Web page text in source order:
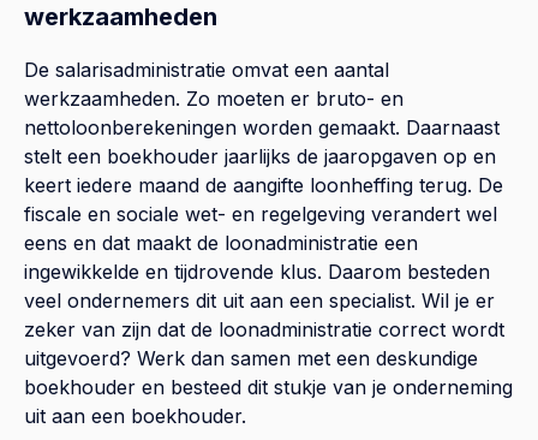
werkzaamheden
De salarisadministratie omvat een aantal
werkzaamheden. Zo moeten er bruto- en
nettoloonberekeningen worden gemaakt. Daarnaast
stelt een boekhouder jaarlijks de jaaropgaven op en
keert iedere maand de aangifte loonheffing terug. De
fiscale en sociale wet- en regelgeving verandert wel
eens en dat maakt de loonadministratie een
ingewikkelde en tijdrovende klus. Daarom besteden
veel ondernemers dit uit aan een specialist. Wil je er
zeker van zijn dat de loonadministratie correct wordt
uitgevoerd? Werk dan samen met een deskundige
boekhouder en besteed dit stukje van je onderneming
uit aan een boekhouder.